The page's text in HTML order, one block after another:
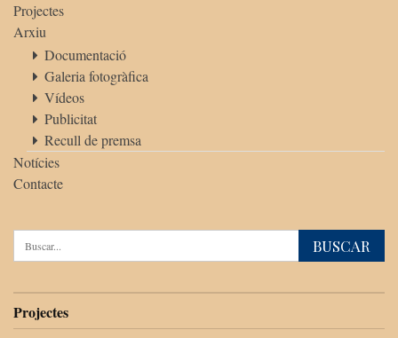
Projectes
Arxiu
Documentació
Galeria fotogràfica
Vídeos
Publicitat
Recull de premsa
Notícies
Contacte
Projectes